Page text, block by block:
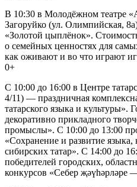
В 10:30 в Молодёжном театре
Загоруйко (ул. Олимпийская,
«Золотой цыплёнок».
о семейных ценностях для
как оживают и во что играют
0+
С 10:00 до 16:00 в Центре
4/11) — праздничная
татарского языка и культуры».
декоративно прикладного
промыслы». С 10:00 до 13:00
«Сохранение и развитие
сибирских татар». С 14:00 до
победителей городских,
конкурсов «Себер